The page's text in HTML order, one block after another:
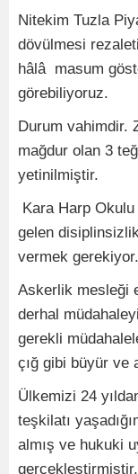
Nitekim Tuzla
dövülmesi
hâlâ masum
görebiliyoruz.
Durum vahimdir.
mağdur olan 3
yetinilmiştir.
Kara Harp
gelen
vermek gerekiyor.
Askerlik mesleği
derhal
gerekli
çığ gibi büyür ve
Ülkemizi 24
teşkilatı
almış ve hukuki
gerçekleştirmiştir.